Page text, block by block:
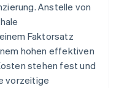
Anstelle von
Faktorsatz
hohen effektiven
stehen fest und
vorzeitige